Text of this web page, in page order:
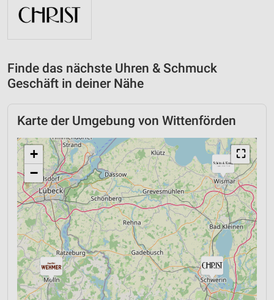
Finde das nächste Uhren & Schmuck
Geschäft in deiner Nähe
Karte der Umgebung von Wittenförden
⛶
+
−